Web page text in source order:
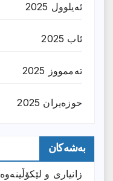
ئەیلوول 2025
ئاب 2025
تەممووز 2025
حوزه‌یران 2025
بەشەکان
زانیارى و لێکۆڵینەوە